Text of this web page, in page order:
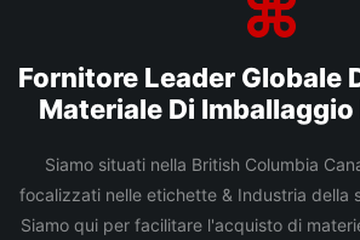
Fornitore Leader Globale
Materiale Di
Siamo situati nella British Columbia
focalizzati nelle etichette & Industria della
Siamo qui per facilitare l'acquisto di